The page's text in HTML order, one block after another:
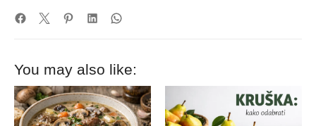
You may also like: